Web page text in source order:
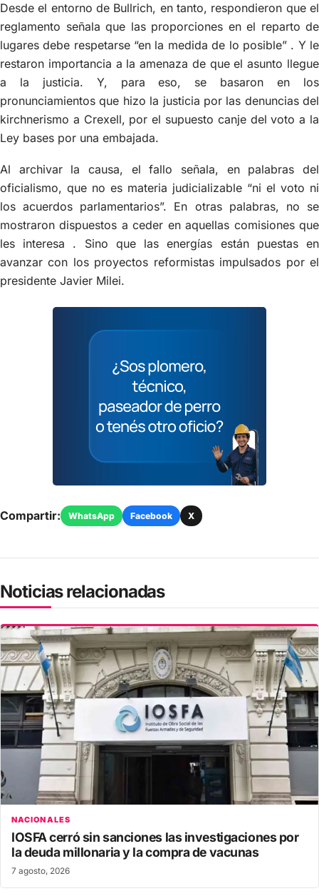
Desde el entorno de Bullrich, en tanto, respondieron que el
reglamento señala que las proporciones en el reparto de
lugares debe respetarse “en la medida de lo posible” . Y le
restaron importancia a la amenaza de que el asunto llegue
a la justicia. Y, para eso, se basaron en los
pronunciamientos que hizo la justicia por las denuncias del
kirchnerismo a Crexell, por el supuesto canje del voto a la
Ley bases por una embajada.
Al archivar la causa, el fallo señala, en palabras del
oficialismo, que no es materia judicializable “ni el voto ni
los acuerdos parlamentarios”. En otras palabras, no se
mostraron dispuestos a ceder en aquellas comisiones que
les interesa . Sino que las energías están puestas en
avanzar con los proyectos reformistas impulsados por el
presidente Javier Milei.
Compartir: WhatsApp Facebook X
Noticias relacionadas
NACIONALES
IOSFA cerró sin sanciones las investigaciones por
la deuda millonaria y la compra de vacunas
7 agosto, 2026